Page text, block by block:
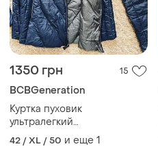
1350 грн 15
BCBGeneration
Куртка пуховик
ультралегкий
демисезонный
микропуховик с
42 / XL / 50 и еще 1